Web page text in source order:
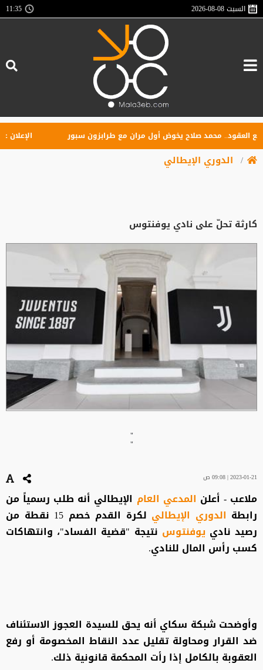
السبت2026-08-08
11:35
محمد صلاح يخوض أول مران مع طرابزون سبور الإعلان عن
الدوري الإيطالي
كارثة تحلّ على نادي يوفنتوس
"
"
2023-01-21 | 09:08 ص
ملاعب - أعلن المدعي العام الإيطالي أنه طلب رسمياً من
رابطة الدوري الإيطالي
لكرة القدم خصم 15 نقطة من
رصيد نادي يوفنتوس نتيجة "قضية الفساد"، وانتهاكات
كسب رأس المال للنادي.
وأوضحت شبكة سكاي أنه يحق للسيدة العجوز الاستئناف
ضد القرار ومحاولة تقليل عدد النقاط المخصومة أو رفع
العقوبة بالكامل إذا رأت المحكمة قانونية ذلك.